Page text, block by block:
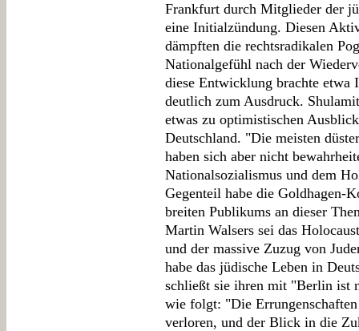
Frankfurt durch Mitglieder der
eine Initialzündung. Diesen
dämpften die rechtsradikalen
Nationalgefühl nach der
diese Entwicklung brachte etwa
deutlich zum Ausdruck.
etwas zu optimistischen
Deutschland. "Die meisten
haben sich aber nicht
Nationalsozialismus und dem
Gegenteil habe die Goldhagen-
breiten Publikums an dieser
Martin Walsers sei das
und der massive Zuzug von
habe das jüdische Leben in
schließt sie ihren mit "Berlin ist
wie folgt: "Die
verloren, und der Blick in die